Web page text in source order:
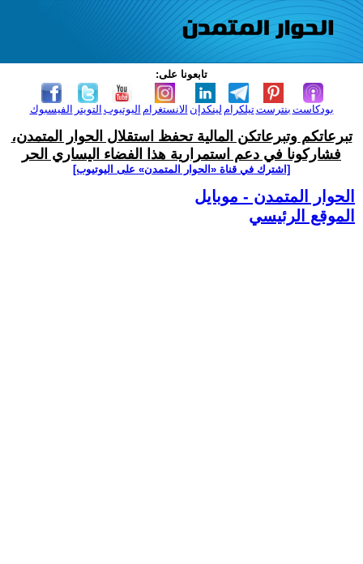
تابعونا على:
الفيسبوك التويتر اليوتيوب الانستغرام لينكدإن تيلكرامبنترست بودكاست
تبرعاتكم وتبرعاتكن المالية تحفظ استقلال الحوار المتمدن،
فشاركونا في دعم استمرارية هذا الفضاء اليساري الحر
[اشترك في قناة ‫«الحوار المتمدن» على اليوتيوب]
الحوار المتمدن - موبايل
الموقع الرئيسي